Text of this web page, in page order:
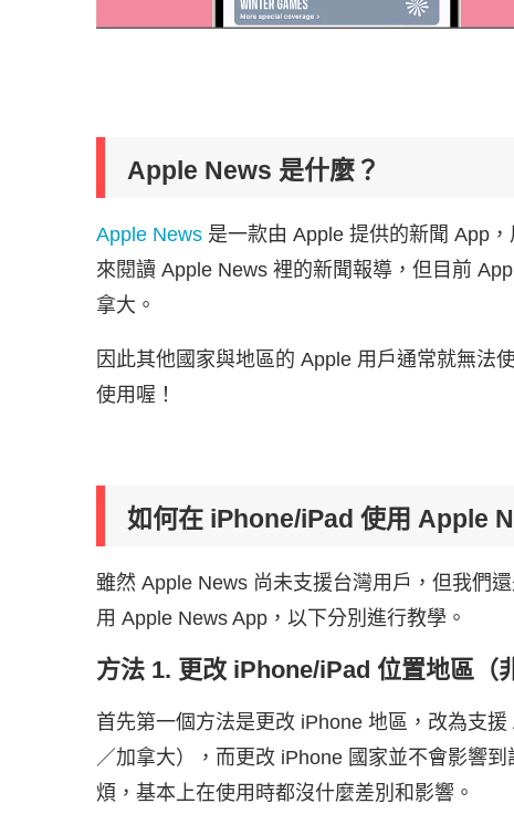
Apple News 是什麼？
Apple News 是一款由 Apple 提供的新聞 App
來閱讀 Apple News 裡的新聞報導，但目前
拿大。
因此其他國家與地區的 Apple 用戶通常就無法
使用喔！
如何在 iPhone/iPad 使用 Apple
雖然 Apple News 尚未支援台灣用戶，但我們
用 Apple News App，以下分別進行教學。
方法 1. 更改 iPhone/iPad 位置地區（
首先第一個方法是更改 iPhone 地區，改為支
／加拿大），而更改 iPhone 國家並不會影響
煩，基本上在使用時都沒什麼差別和影響。